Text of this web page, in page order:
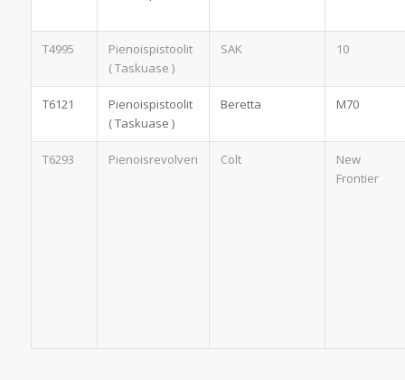
T4995
Pienoispistoolit
( Taskuase )
SAK 10
T6121
Pienoispistoolit
( Taskuase )
Beretta M70
T6293 Pienoisrevolveri Colt
New
Frontier